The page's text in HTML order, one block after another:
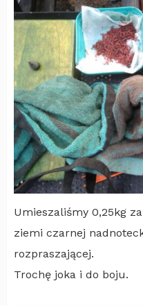
Umieszaliśmy 0,25kg
ziemi czarnej
rozpraszającej.
Trochę joka i do boju.